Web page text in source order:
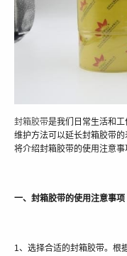
封箱胶带是我们日常生活和
维护方法可以延长封箱胶带
将介绍封箱胶带的使用注意事
一、封箱胶带的使用注意事项
1、选择合适的封箱胶带。根